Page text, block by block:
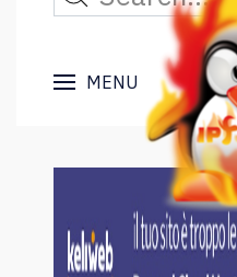
MENU